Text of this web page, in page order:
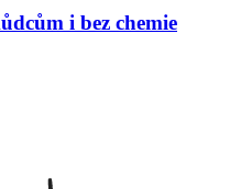
i bez chemie